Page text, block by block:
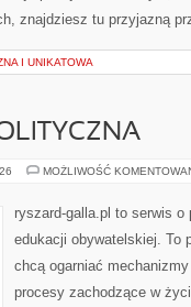
znajdziesz tu przyjazną
I UNIKATOWA
MOŻLIWOŚĆ
ryszard-galla.pl to serwis
edukacji obywatelskiej. To
chcą ogarniać
procesy zachodzące w